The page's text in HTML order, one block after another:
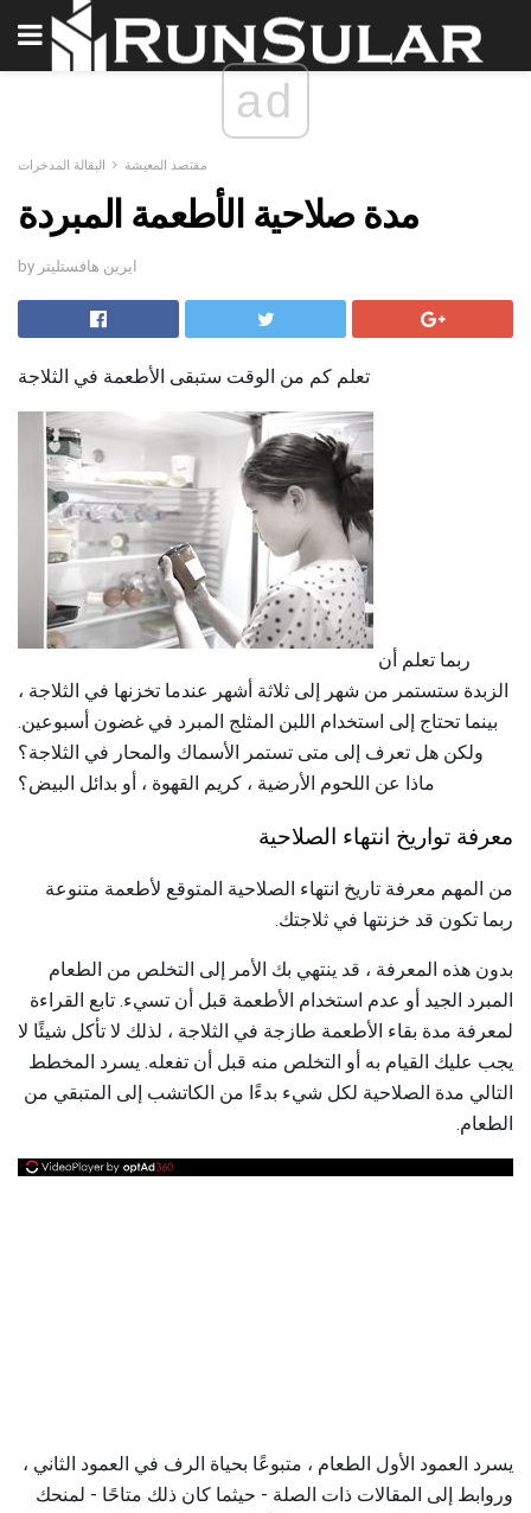
ad
مقتصد المعيشة البقالة المدخرات
مدة صلاحية الأطعمة المبردة
by ايرين هافستليتر
تعلم كم من الوقت ستبقى الأطعمة في الثلاجة
الزبدة ستستمر من شهر إلى ثلاثة أشهر عندما تخزنها في الثلاجة ،
بينما تحتاج إلى استخدام اللبن المثلج المبرد في غضون أسبوعين.
ولكن هل تعرف إلى متى تستمر الأسماك والمحار في الثلاجة؟
ماذا عن اللحوم الأرضية ، كريم القهوة ، أو بدائل البيض؟
معرفة تواريخ انتهاء الصلاحية
من المهم معرفة تاريخ انتهاء الصلاحية المتوقع لأطعمة متنوعة
ربما تكون قد خزنتها في ثلاجتك.
بدون هذه المعرفة ، قد ينتهي بك الأمر إلى التخلص من الطعام
المبرد الجيد أو عدم استخدام الأطعمة قبل أن تسيء. تابع القراءة
لمعرفة مدة بقاء الأطعمة طازجة في الثلاجة ، لذلك لا تأكل شيئًا لا
يجب عليك القيام به أو التخلص منه قبل أن تفعله. يسرد المخطط
التالي مدة الصلاحية لكل شيء بدءًا من الكاتشب إلى المتبقي من
الطعام.
يسرد العمود الأول الطعام ، متبوعًا بحياة الرف في العمود الثاني ،
وروابط إلى المقالات ذات الصلة - حيثما كان ذلك متاحًا - لمنحك